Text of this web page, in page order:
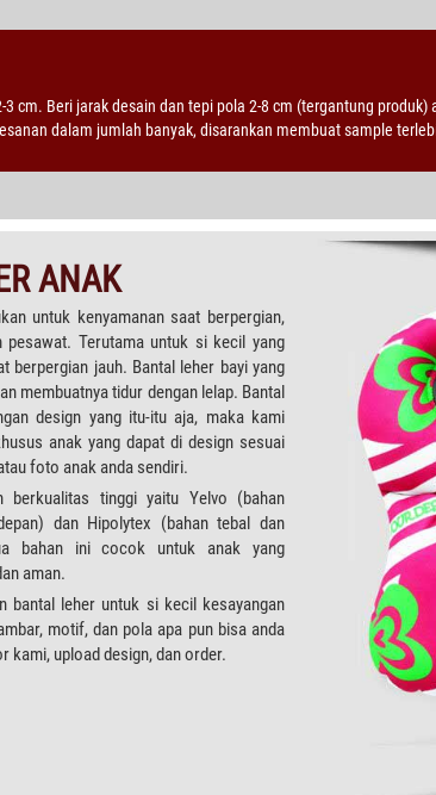
3 cm. Beri jarak desain dan tepi pola 2-8 cm (tergantung
dalam jumlah banyak, disarankan membuat sample
ANAK
untuk kenyamanan saat berpergian,
pesawat. Terutama untuk si kecil yang
berpergian jauh. Bantal leher bayi yang
membuatnya tidur dengan lelap. Bantal
design yang itu-itu aja, maka kami
anak yang dapat di design sesuai
foto anak anda sendiri.
berkualitas tinggi yaitu Yelvo (bahan
dan Hipolytex (bahan tebal dan
bahan ini cocok untuk anak yang
aman.
bantal leher untuk si kecil kesayangan
motif, dan pola apa pun bisa anda
kami, upload design, dan order.